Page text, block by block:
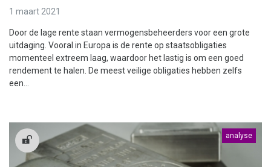
1 maart 2021
Door de lage rente staan vermogensbeheerders voor een grote
uitdaging. Vooral in Europa is de rente op staatsobligaties
momenteel extreem laag, waardoor het lastig is om een goed
rendement te halen. De meest veilige obligaties hebben zelfs
een...
analyse